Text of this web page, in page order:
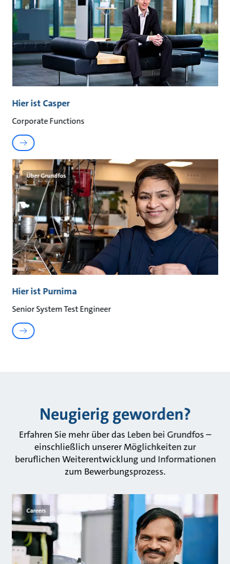
Hier ist Casper
Corporate Functions
Über Grundfos
Hier ist Purnima
Senior System Test Engineer
Neugierig geworden?
Erfahren Sie mehr über das Leben bei Grundfos –
einschließlich unserer Möglichkeiten zur
beruflichen Weiterentwicklung und Informationen
zum Bewerbungsprozess.
Careers